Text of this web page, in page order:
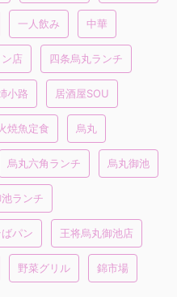
一人飲み 中華
店 四条烏丸ランチ
小路 居酒屋SOU
焼魚定食 烏丸
烏丸六角ランチ 烏丸御池
ランチ
パン 王将烏丸御池店
野菜グリル 錦市場